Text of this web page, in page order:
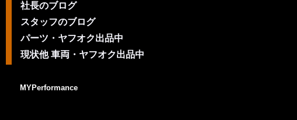
社長のブログ
スタッフのブログ
パーツ・ヤフオク出品中
現状他 車両・ヤフオク出品中
MYPerformance